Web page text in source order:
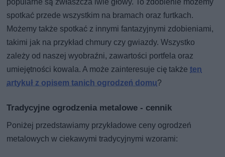
popularne są zwłaszcza lwie głowy. To zdobienie możemy
spotkać przede wszystkim na bramach oraz furtkach.
Możemy także spotkać z innymi fantazyjnymi zdobieniami,
takimi jak na przykład chmury czy gwiazdy. Wszystko
zależy od naszej wyobraźni, zawartości portfela oraz
umiejętności kowala. A może zainteresuje cię takżeten
artykuł z opisem tanich ogrodzeń domu?
Tradycyjne ogrodzenia metalowe - cennik
Poniżej przedstawiamy przykładowe ceny ogrodzeń
metalowych w ciekawymi tradycyjnymi wzorami: